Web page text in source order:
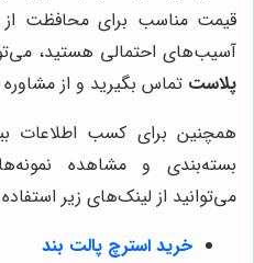
قیمت مناسب برای محافظت از
آسیب‌های احتمالی هستید،
پلاست تماس بگیرید و از
همچنین برای کسب اطلاعات
بسته‌بندی و مشاهده
می‌توانید از لینک‌های زیر
خرید استرچ پالت بند